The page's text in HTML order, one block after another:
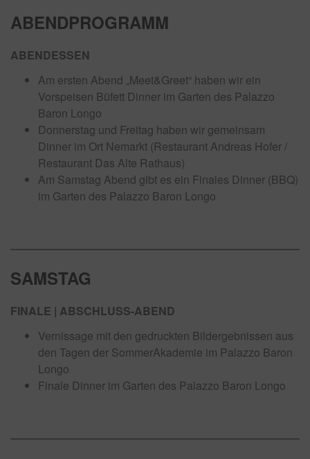
ABENDPROGRAMM
ABENDESSEN
Am ersten Abend „Meet&Greet“ haben wir ein
Vorspeisen Büfett Dinner im Garten des Palazzo
Baron Longo
Donnerstag und Freitag haben wir gemeinsam
Dinner im Ort Nemarkt (Restaurant Andreas Hofer /
Restaurant Das Alte Rathaus)
Am Samstag Abend gibt es ein Finales Dinner (BBQ)
im Garten des Palazzo Baron Longo
SAMSTAG
FINALE | ABSCHLUSS-ABEND
Vernissage mit den gedruckten Bildergebnissen aus
den Tagen der SommerAkademie im Palazzo Baron
Longo
Finale Dinner im Garten des Palazzo Baron Longo